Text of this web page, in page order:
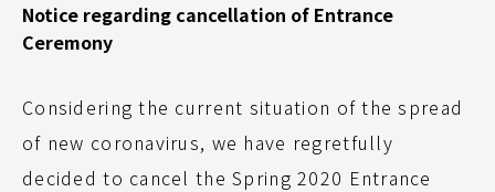
Notice regarding cancellation of Entrance
Ceremony
Considering the current situation of the spread
of new coronavirus, we have regretfully
decided to cancel the Spring 2020 Entrance